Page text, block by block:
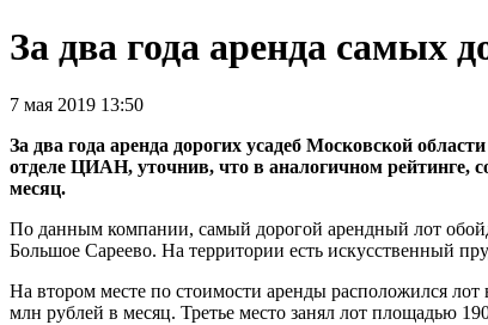
За два года аренда самых
7 мая 2019 13:50
За два года аренда дорогих усадеб Московской
отделе ЦИАН, уточнив, что в аналогичном рейтинге,
месяц.
По данным компании, самый дорогой арендный лот
Большое Сареево. На территории есть искусственный
На втором месте по стоимости аренды расположился
млн рублей в месяц. Третье место занял лот площадью